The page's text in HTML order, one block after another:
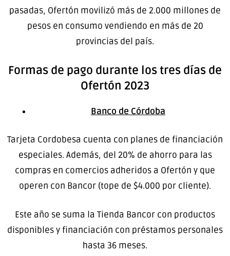
pasadas, Ofertón movilizó más de 2.000 millones de
pesos en consumo vendiendo en más de 20
provincias del país.
Formas de pago durante los tres días de
Ofertón 2023
Banco de Córdoba
Tarjeta Cordobesa cuenta con planes de financiación
especiales. Además, del 20% de ahorro para las
compras en comercios adheridos a Ofertón y que
operen con Bancor (tope de $4.000 por cliente).
Este año se suma la Tienda Bancor con productos
disponibles y financiación con préstamos personales
hasta 36 meses.